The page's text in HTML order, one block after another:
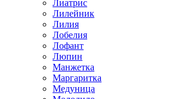
Лиатрис
Лилейник
Лилия
Лобелия
Лофант
Люпин
Манжетка
Маргаритка
Медуница